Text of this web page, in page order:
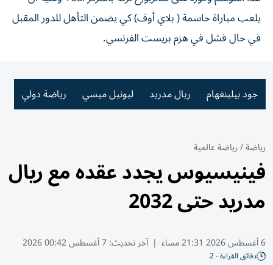
يلعب مباراة حاسمة ( بلاي أوف) كي يضمن التأهل للدور المقبل
في حال فشل في هزم بريست الفرنسي.
جود بيلينغهام ريال مدريد ليونيل ميسي رياضة دولي
رياضة/رياضة عالمية
فينيسيوس يجدد عقده مع ريال
مدريد حتى 2032
6 أغسطس 2026 21:31 مساء | آخر تحديث:7 أغسطس 00:42 2026
دقائق القراءة - 2